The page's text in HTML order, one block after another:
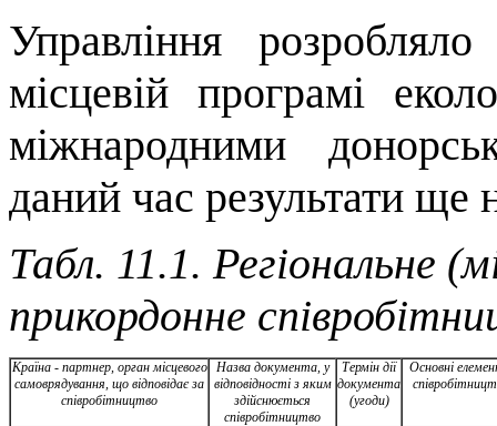
Управління
місцевій програмі
міжнародними
даний час результати ще
Табл. 11.1. Регіональне
прикордонне
Країна - партнер, орган місцевого
самоврядування, що відповідає за
співробітництво
Назва документа, у
відповідності з яким
здійснюється
співробітництво
Термін дії
документа
(угоди)
Основні